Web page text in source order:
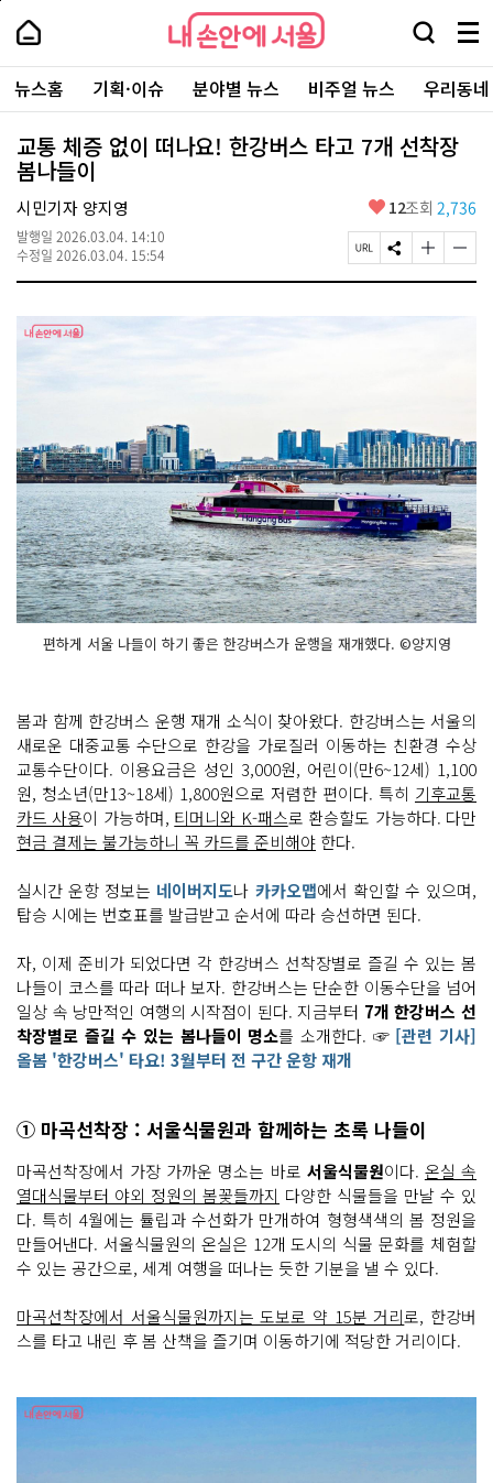
본
로
가
내
손
안
에
서
울
-
서
울
시
대
표
소
통
포
내
손
에
울
검
창
열
기
메
뉴
전
체
보
주
요
서
뉴스홈 기획·이슈 분야별 뉴스 비주얼 뉴스 우리동
교통 체증 없이 떠나요! 한강버스 타고 7개 선착장
봄나들이
시민기자 양지영
발행일 2026.03.04. 14:10
수정일 2026.03.04. 15:54
좋
요
12조회 2,736
페
이
U
S
N
공
글
자
기
글
자
편하게 서울 나들이 하기 좋은 한강버스가 운행을 재개했다. ©양지영
봄과 함께 한강버스 운행 재개 소식이 찾아왔다. 한강버스는 서울의
새로운 대중교통 수단으로 한강을 가로질러 이동하는 친환경 수상
교통수단이다. 이용요금은 성인 3,000원, 어린이(만6~12세) 1,100
원, 청소년(만13~18세) 1,800원으로 저렴한 편이다. 특히 기후교통
카드 사용이 가능하며, 티머니와 K-패스로 환승할도 가능하다. 다만
현금 결제는 불가능하니 꼭 카드를 준비해야 한다.
실시간 운항 정보는 네이버지도나 카카오맵에서 확인할 수 있으며,
탑승 시에는 번호표를 발급받고 순서에 따라 승선하면 된다.
자, 이제 준비가 되었다면 각 한강버스 선착장별로 즐길 수 있는 봄
나들이 코스를 따라 떠나 보자. 한강버스는 단순한 이동수단을 넘어
일상 속 낭만적인 여행의 시작점이 된다. 지금부터 7개 한강버스 선
착장별로 즐길 수 있는 봄나들이 명소를 소개한다. ☞[관련 기사]
올봄 '한강버스' 타요! 3월부터 전 구간 운항 재개
① 마곡선착장 : 서울식물원과 함께하는 초록 나들이
마곡선착장에서 가장 가까운 명소는 바로 서울식물원이다. 온실 속
열대식물부터 야외 정원의 봄꽃들까지 다양한 식물들을 만날 수 있
다. 특히 4월에는 튤립과 수선화가 만개하여 형형색색의 봄 정원을
만들어낸다. 서울식물원의 온실은 12개 도시의 식물 문화를 체험할
수 있는 공간으로, 세계 여행을 떠나는 듯한 기분을 낼 수 있다.
마곡선착장에서 서울식물원까지는 도보로 약 15분 거리로, 한강버
스를 타고 내린 후 봄 산책을 즐기며 이동하기에 적당한 거리이다.
페
상
단
로